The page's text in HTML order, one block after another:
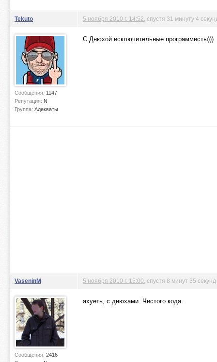
Tekuto
Сообщения: 1147
Репутация: N
Группа: Адекваты
5 ноября 2010 г. 14:52 , спустя 31 минуту 4
С Днюхой исключительные программисты)))
VaseninM
Сообщения: 2416
5 ноября 2010 г. 15:00 , спустя 8 минут 35 секунд
ахуеть, с днюхами. Чистого кода.